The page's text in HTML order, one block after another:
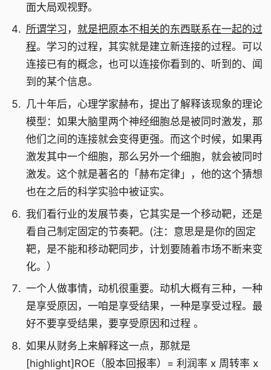
面大局观视野。
所谓学习 ， 就是把原本不相关的东西联系在一起的过
程。学习的过程，其实就是建立新连接的过程。可以
连接已有的概念，也可以连接你看到的、听到的、闻
到的某个信息。
几十年后，心理学家赫布，提出了解释该现象的理论
模型：如果大脑里两个神经细胞总是被同时激发，那
他们之间的连接就会变得更强。而这个时候，如果再
激发其中一个细胞，那么另外一个细胞，就会被同时
激发。这个就是著名的「赫布定律」，他的这个猜想
也在之后的科学实验中被证实。
我们看行业的发展节奏，它其实是一个移动靶，还是
看自己制定固定的节奏靶。(注：意思是是你的固定
靶，是不能和移动靶同步，计划要随着市场不断来变
化。）
一个人做事情，动机很重要。动机大概有三种，一种
是享受原因，一咱是享受结果，一种是享受过程。最
好不要享受结果，要享受原因和过程 。
如果从财务上来解释这一点，那就是
[highlight]ROE（股本回报率）= 利润率 x 周转率 x